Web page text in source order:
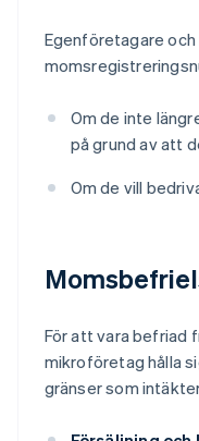
Egenföretagare
Om de inte
på grund av att
Om de vill
För att vara befriad
mikroföretag hålla
gränser som